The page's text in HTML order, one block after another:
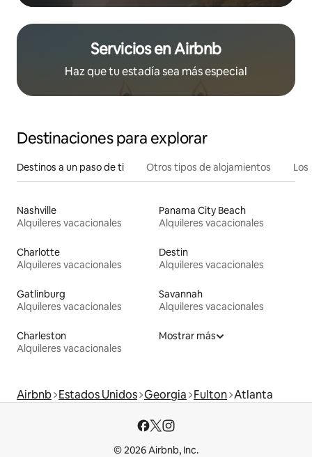
Servicios en Airbnb
Haz que tu estadía sea más especial
Destinaciones para explorar
Destinos a un paso de ti Otros tipos de alojamientos
Nashville
Alquileres vacacionales
Panama City Beach
Alquileres vacacionales
Charlotte
Alquileres vacacionales
Destin
Alquileres vacacionales
Gatlinburg
Alquileres vacacionales
Savannah
Alquileres vacacionales
Charleston
Alquileres vacacionales
Mostrar más
Airbnb Estados Unidos Georgia Fulton Atlanta
© 2026 Airbnb, Inc.